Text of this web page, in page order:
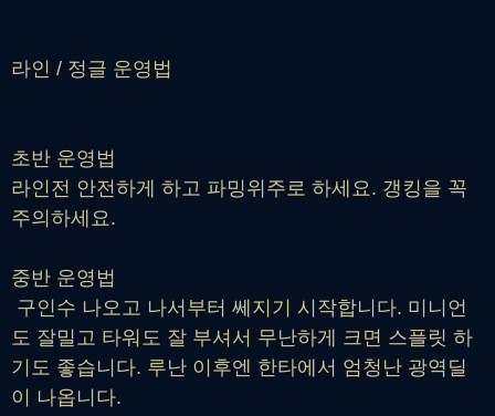
라인 / 정글 운영법
초반 운영법
라인전 안전하게 하고 파밍위주로 하세요. 갱킹을 꼭
주의하세요.
중반 운영법
구인수 나오고 나서부터 쎄지기 시작합니다. 미니언
도 잘밀고 타워도 잘 부셔서 무난하게 크면 스플릿 하
기도 좋습니다. 루난 이후엔 한타에서 엄청난 광역딜
이 나옵니다.